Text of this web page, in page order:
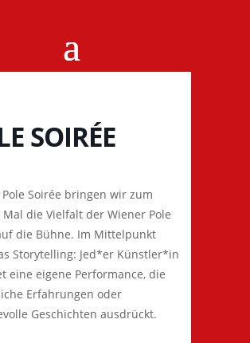
SOIRÉE
Soirée bringen wir zum
die Vielfalt der Wiener Pole
die Bühne. Im Mittelpunkt
Storytelling: Jed*er Künstler*in
eine eigene Performance, die
Erfahrungen oder
Geschichten ausdrückt.